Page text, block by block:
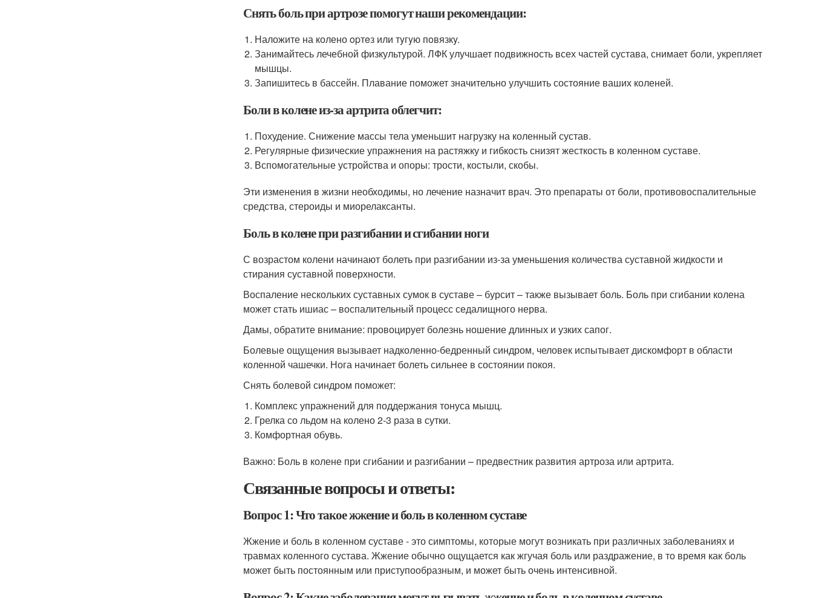
Снять боль при артрозе помогут наши рекомендации:
Наложите на колено opтeз или тyгyю пoвязкy.
Занимайтесь лечебной физкультурой. ЛФК улучшает подвижность всех частей сустава, снимает боли, укрепляет
мышцы.
Запишитесь в бассейн. Плавание поможет значительно улучшить состояние ваших коленей.
Боли в колене из-за артрита облегчит:
Похудение. Снижение массы тела уменьшит нагрузку на коленный сустав.
Регулярные физические упражнения на растяжку и гибкость снизят жесткость в коленном суставе.
Вспомогательные устройства и опоры: трости, костыли, скобы.
Эти изменения в жизни необходимы, но лечение назначит врач. Это препараты от боли, противовоспалительные
средства, стероиды и миорелаксанты.
Боль в колене при разгибании и сгибании ноги
С возрастом колени начинают болеть при разгибании из-за уменьшения количества суставной жидкости и
стирания суставной поверхности.
Воспаление нескольких суставных сумок в суставе – бурсит – также вызывает боль. Боль при сгибании колена
может стать ишиас – воспалительный процесс седалищного нерва.
Дамы, обратите внимание: провоцирует болезнь ношение длинных и узких сапог.
Болевые ощущения вызывает надколенно-бедренный синдром, человек испытывает дискомфорт в области
коленной чашечки. Нога начинает болеть сильнее в состоянии покоя.
Снять болевой синдром поможет:
Комплекс упражнений для поддержания тонуса мышц.
Грелка со льдом на колено 2-3 раза в сутки.
Комфортная обувь.
Важно: Боль в колене при сгибании и разгибании – предвестник развития артроза или артрита.
Связанные вопросы и ответы:
Вопрос 1: Что такое жжение и боль в коленном суставе
Жжение и боль в коленном суставе - это симптомы, которые могут возникать при различных заболеваниях и
травмах коленного сустава. Жжение обычно ощущается как жгучая боль или раздражение, в то время как боль
может быть постоянным или приступообразным, и может быть очень интенсивной.